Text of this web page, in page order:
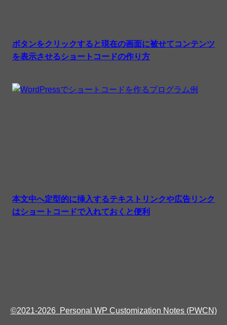
ボタンをクリックすると現在の画面に被せてコンテンツ
を表示させるショートコードの作り方
本文中へ定型的に挿入するテキストリンクや広告リンク
はショートコードで入れておくと便利
©2021-2026 Personal WP Customization Notes (PWCN)